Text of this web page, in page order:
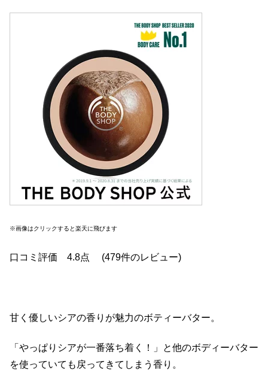
※画像はクリックすると楽天に飛びます
口コミ評価 4.8点 (479件のレビュー)
甘く優しいシアの香りが魅力のボティーバター。
「やっぱりシアが一番落ち着く！」と他のボディーバター
を使っていても戻ってきてしまう香り。